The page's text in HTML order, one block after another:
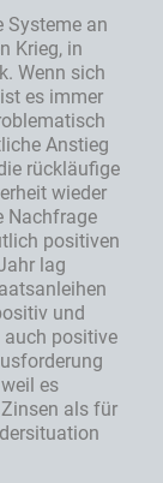
Systeme an
Krieg, in
Wenn sich
es immer
Anstieg
rückläufige
wieder
Nachfrage
positiven
lag
und
positive
es
als für